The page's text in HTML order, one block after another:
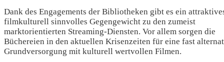
Dank des Engagements der Bibliotheken gibt es ein
filmkulturell sinnvolles Gegengewicht zu den zumeist
marktorientierten Streaming-Diensten. Vor allem sorgen die
Büchereien in den aktuellen Krisenzeiten für eine fast
Grundversorgung mit kulturell wertvollen Filmen.